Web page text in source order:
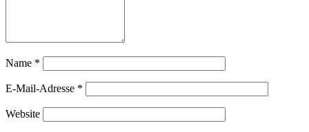
Name *
E-Mail-Adresse *
Website